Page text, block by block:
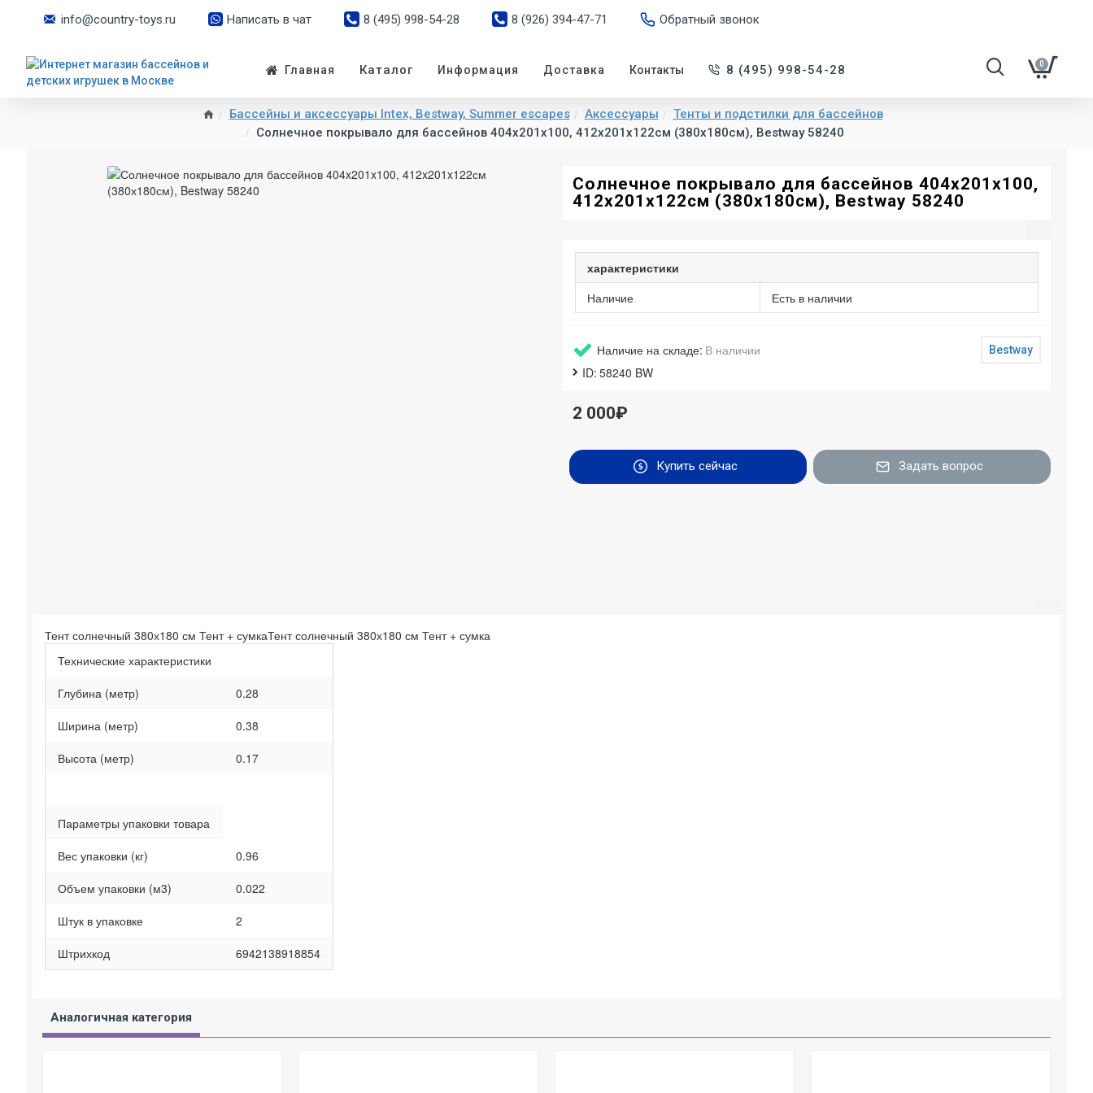
info@country-toys.ru Написать в чат 8 (495) 998-54-28 8 (926) 394-47-71 Обратный звонок
Главная Каталог Информация Доставка Контакты 8 (495) 998-54-28 0
Бассейны и аксессуары Intex, Bestway, Summer escapes Аксессуары
Тенты и подстилки для бассейнов
Солнечное покрывало для бассейнов 404x201x100, 412x201x122см (380х180см), Bestway 58240
Солнечное покрывало для бассейнов 404x201x100,
412x201x122см (380х180см), Bestway 58240
Наличие на складе: В наличии
ID: 58240 BW
Bestway
2 000₽
Купить сейчас Задать вопрос
характеристики
Наличие
Есть в наличии
Тент солнечный 380х180 см Тент + сумкаТент солнечный 380х180 см Тент + сумка
Технические характеристики
Глубина (метр)
0.28
Ширина (метр)
0.38
Высота (метр)
0.17
Параметры упаковки товара
Вес упаковки (кг)
0.96
Объем упаковки (м3)
0.022
Штук в упаковке
2
Штрихкод
6942138918854
Аналогичная категория